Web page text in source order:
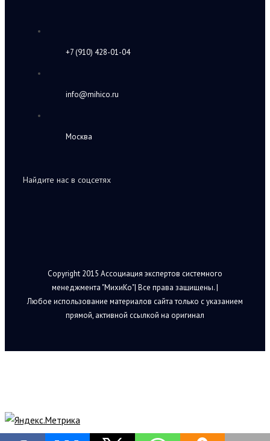
+7 (910) 428-01-04
info@mihico.ru
Москва
Найдите нас в соцсетях
Copyright 2015 Ассоциация экспертов системного
менеджмента "МихиКо"| Все права защищены. |
Любое использование материалов сайта только с указанием
прямой, активной ссылкой на оригинал